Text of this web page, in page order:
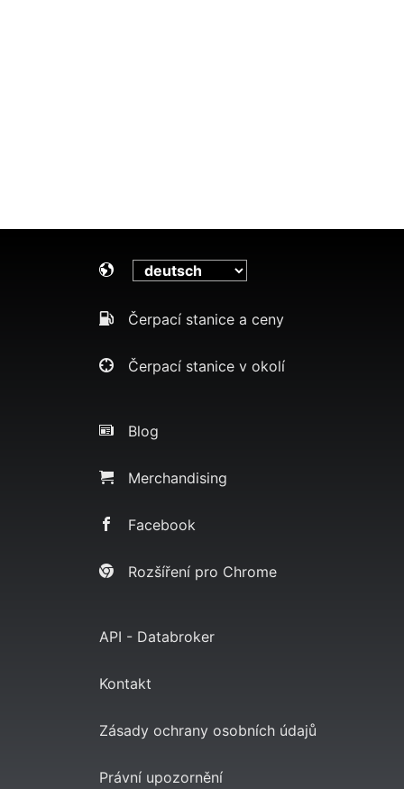
Čerpací stanice a ceny
Čerpací stanice v okolí
Blog
Merchandising
Facebook
Rozšíření pro Chrome
API - Databroker
Kontakt
Zásady ochrany osobních údajů
Právní upozornění